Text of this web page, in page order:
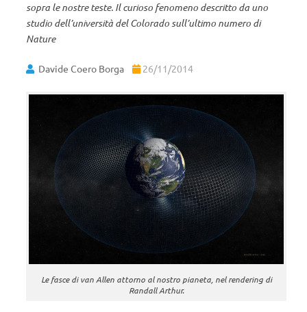
sopra le nostre teste. Il curioso fenomeno descritto da uno
studio dell’università del Colorado sull’ultimo numero di
Nature
Davide Coero Borga 26/11/2014
Le fasce di van Allen attorno al nostro pianeta, nel rendering di
Randall Arthur.